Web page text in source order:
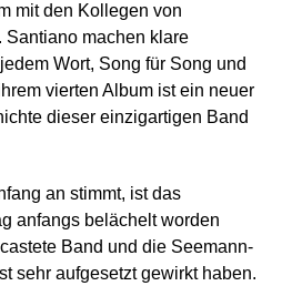
mit den Kollegen von
Santiano machen klare
Wort, Song für Song und
vierten Album ist ein neuer
dieser einzigartigen Band
an stimmt, ist das
anfangs belächelt worden
Band und die Seemann-
sehr aufgesetzt gewirkt haben.